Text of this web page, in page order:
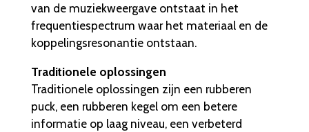
van de muziekweergave ontstaat in het
frequentiespectrum waar het materiaal en de
koppelingsresonantie ontstaan.
Traditionele oplossingen
Traditionele oplossingen zijn een rubberen
puck, een rubberen kegel om een betere
informatie op laag niveau, een verbeterd